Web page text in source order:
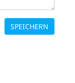
SPEICHERN